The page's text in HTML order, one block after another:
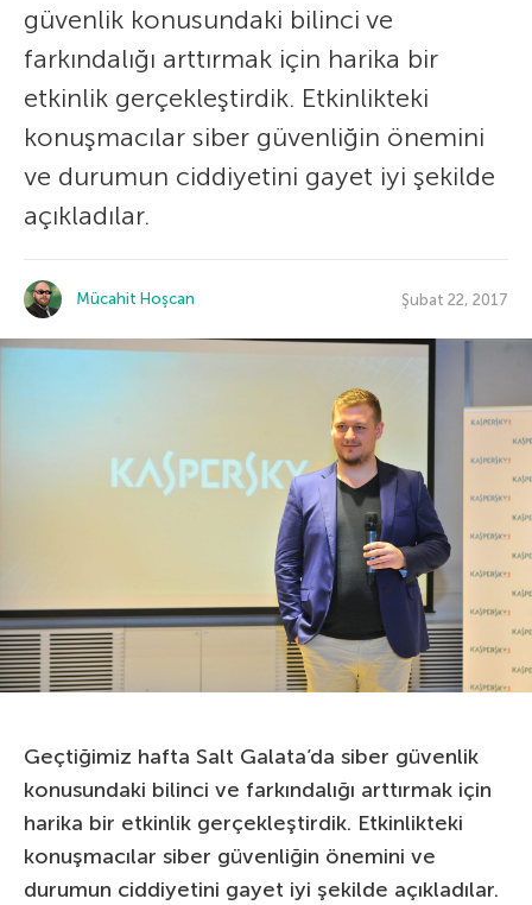
güvenlik konusundaki bilinci ve
farkındalığı arttırmak için harika bir
etkinlik gerçekleştirdik. Etkinlikteki
konuşmacılar siber güvenliğin önemini
ve durumun ciddiyetini gayet iyi şekilde
açıkladılar.
Mücahit Hoşcan Şubat 22, 2017
Geçtiğimiz hafta Salt Galata’da siber güvenlik
konusundaki bilinci ve farkındalığı arttırmak için
harika bir etkinlik gerçekleştirdik. Etkinlikteki
konuşmacılar siber güvenliğin önemini ve
durumun ciddiyetini gayet iyi şekilde açıkladılar.